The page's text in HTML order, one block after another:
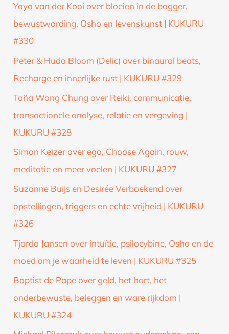
Yoyo van der Kooi over bloeien in de bagger,
bewustwording, Osho en levenskunst | KUKURU
#330
Peter & Huda Bloom (Delic) over binaural beats,
Recharge en innerlijke rust | KUKURU #329
Toña Wong Chung over Reiki, communicatie,
transactionele analyse, relatie en vergeving |
KUKURU #328
Simon Keizer over ego, Choose Again, rouw,
meditatie en meer voelen | KUKURU #327
Suzanne Buijs en Desirée Verboekend over
opstellingen, triggers en echte vrijheid | KUKURU
#326
Tjarda Jansen over intuïtie, psilocybine, Osho en de
moed om je waarheid te leven | KUKURU #325
Baptist de Pape over geld, het hart, het
onderbewuste, beleggen en ware rijkdom |
KUKURU #324